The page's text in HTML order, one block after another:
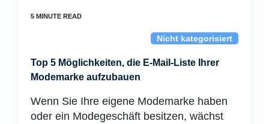
Nicht kategorisiert
Top 5 Möglichkeiten, die E-Mail-Liste Ihrer
Modemarke aufzubauen
Wenn Sie Ihre eigene Modemarke haben
oder ein Modegeschäft besitzen, wächst